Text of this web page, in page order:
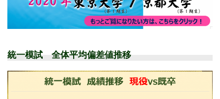
統一模試 全体平均偏差値推移